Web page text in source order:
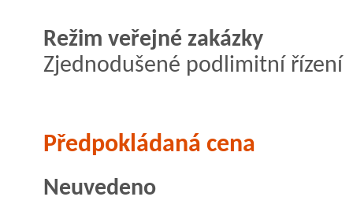
Režim veřejné zakázky
Zjednodušené podlimitní řízení
Předpokládaná cena
Neuvedeno